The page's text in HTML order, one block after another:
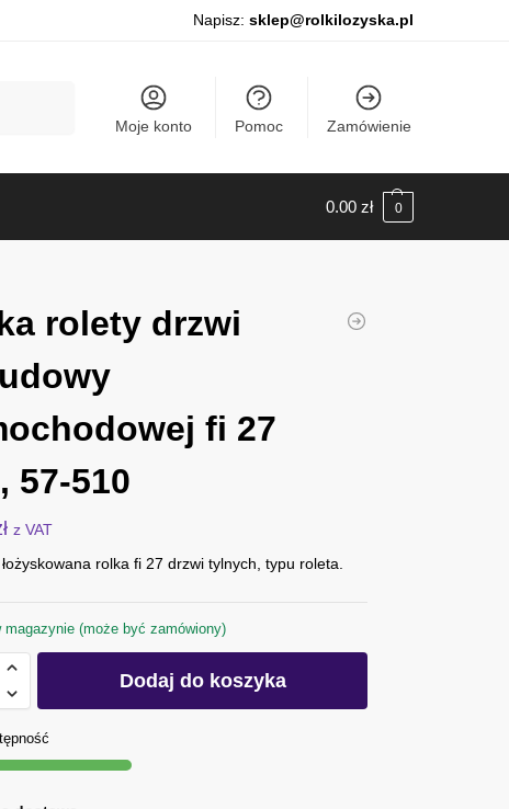
Napisz: sklep@rolkilozyska.pl
Moje konto Pomoc Zamówienie
0.00 zł 0
rolety drzwi
fi 27
57-510
z VAT
rolka fi 27 drzwi tylnych, typu roleta.
magazynie (może być zamówiony)
Dodaj do koszyka